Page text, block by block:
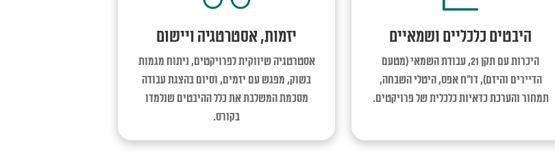
היבטים כלכליים ושמאיים
היכרות עם תקן 21, עבודת השמאי (מטעם
הדיירים והיזם), דו"ח אפס, היטלי השבחה,
תמחור והערכת כדאיות כלכלית של פרויקטים.
יזמות, אסטרטגיה ויישום
אסטרטגיה שיווקית לפרויקטים, ניתוח מגמות
בשוק, מפגש עם יזמים, וסיום בהצגת עבודה
מסכמת המשלבת את כלל ההיבטים שנלמדו
בקורס.